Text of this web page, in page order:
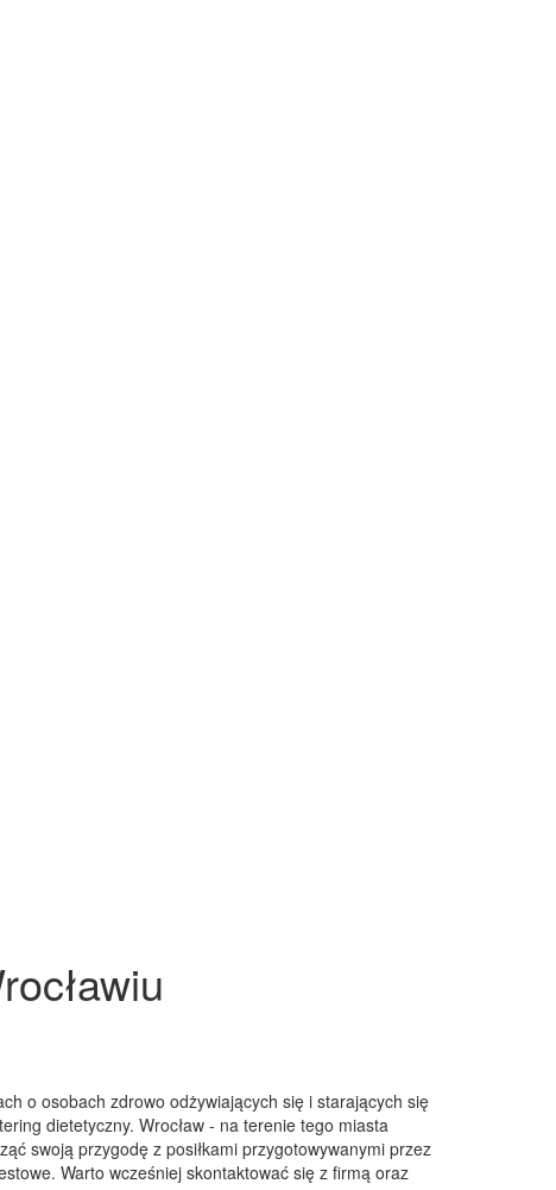
o osobach zdrowo odżywiających się i starających się
dietetyczny. Wrocław - na terenie tego miasta
swoją przygodę z posiłkami przygotowywanymi przez
Warto wcześniej skontaktować się z firmą oraz